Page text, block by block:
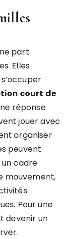
part
Elles
court de
réponse
jouer avec
organiser
peuvent
cadre
mouvement,
Pour une
devenir un